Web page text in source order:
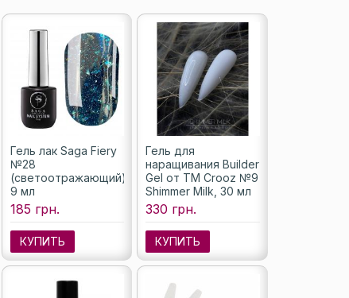
Гель лак Saga Fiery
№28
(светоотражающий),
9 мл
185 грн.
КУПИТЬ
Гель для
наращивания Builder
Gel от ТМ Crooz №9
Shimmer Milk, 30 мл
330 грн.
КУПИТЬ